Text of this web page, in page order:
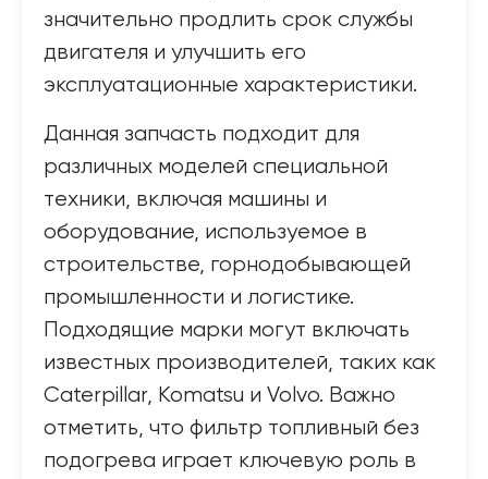
значительно продлить срок службы
двигателя и улучшить его
эксплуатационные характеристики.
Данная запчасть подходит для
различных моделей специальной
техники, включая машины и
оборудование, используемое в
строительстве, горнодобывающей
промышленности и логистике.
Подходящие марки могут включать
известных производителей, таких как
Caterpillar, Komatsu и Volvo. Важно
отметить, что фильтр топливный без
подогрева играет ключевую роль в